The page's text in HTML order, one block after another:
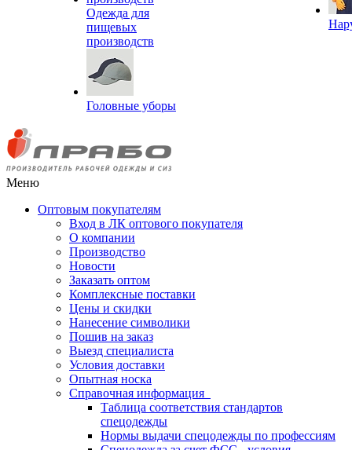
Одежда для
пищевых
производств
Головные уборы
Меню
Оптовым покупателям
Вход в ЛК оптового покупателя
О компании
Производство
Новости
Заказать оптом
Комплексные поставки
Цены и скидки
Нанесение символики
Пошив на заказ
Выезд специалиста
Условия доставки
Опытная носка
Справочная информация
Таблица соответствия стандартов
спецодежды
Нормы выдачи спецодежды по профессиям